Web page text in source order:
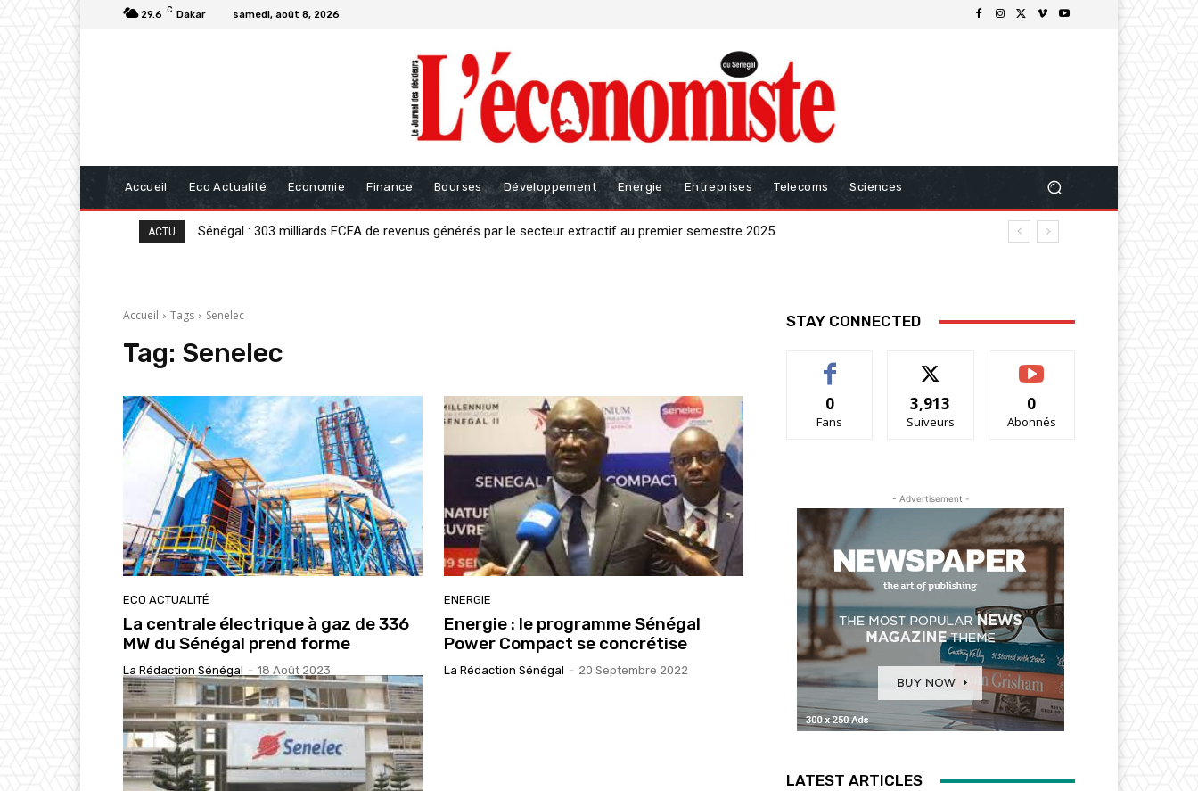
29.6 C Dakar samedi, août 8, 2026
Accueil Eco Actualité Economie Finance Bourses Développement Energie Entreprises Telecoms Sciences
ACTU Sénégal : 303 milliards FCFA de revenus générés par le secteur extractif au premier semestre 2025
Analyse : « Sénégal : sortir de la crise par un « big bang » productif de 𝟑 𝟎𝟎𝟎 milliards 𝐅𝐂𝐅𝐀 »
Accueil Tags Senelec
Tag: Senelec
ECO ACTUALITÉ
La centrale électrique à gaz de 336
MW du Sénégal prend forme
La Rédaction Sénégal - 18 Août 2023
ENERGIE
Energie : le programme Sénégal
Power Compact se concrétise
La Rédaction Sénégal - 20 Septembre 2022
STAY CONNECTED
0
Fans
3,913
Suiveurs
0
Abonnés
- Advertisement -
LATEST ARTICLES